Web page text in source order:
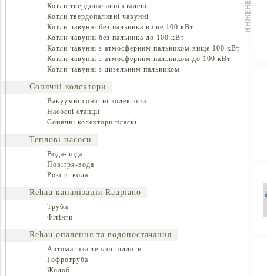
Котли твердопаливні сталеві
Котли твердопаливні чавунні
Котли чавунні без пальника вище 100 кВт
Котли чавунні без пальника до 100 кВт
Котли чавунні з атмосферним пальником вище 100 кВт
Котли чавунні з атмосферним пальником до 100 кВт
Котли чавунні з дизельним пальником
Сонячні колектори
Вакуумні сонячні колектори
Насосні станції
Сонячні колектори пласкі
Теплові насоси
Вода-вода
Повітря-вода
Розсіл-вода
Rehau каналізація Raupiano
Труби
Фітінги
Rehau опалення та водопостачання
Автоматика теплої підлоги
Гофротруба
Жолоб